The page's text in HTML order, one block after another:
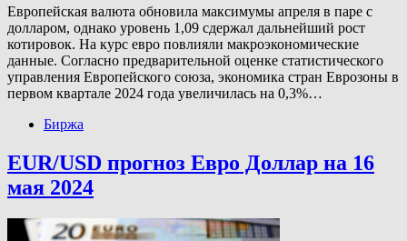
Европейская валюта обновила максимумы апреля в паре с
долларом, однако уровень 1,09 сдержал дальнейший рост
котировок. На курс евро повлияли макроэкономические
данные. Согласно предварительной оценке статистического
управления Европейского союза, экономика стран Еврозоны в
первом квартале 2024 года увеличилась на 0,3%…
Биржа
EUR/USD прогноз Евро Доллар на 16
мая 2024